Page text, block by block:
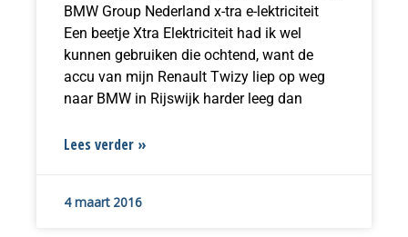
BMW Group Nederland x-tra e-lektriciteit
Een beetje Xtra Elektriciteit had ik wel
kunnen gebruiken die ochtend, want de
accu van mijn Renault Twizy liep op weg
naar BMW in Rijswijk harder leeg dan
Lees verder »
4 maart 2016